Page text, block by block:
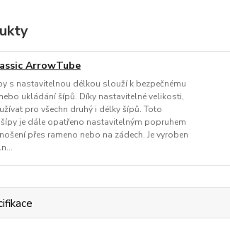
ArrowTube
s nastavitelnou délkou slouží k bezpečnému
ukládání šípů. Díky nastavitelné velikosti,
pro všechn druhý i délky šípů. Toto
je dále opatřeno nastavitelným popruhem
přes rameno nebo na zádech. Je vyroben